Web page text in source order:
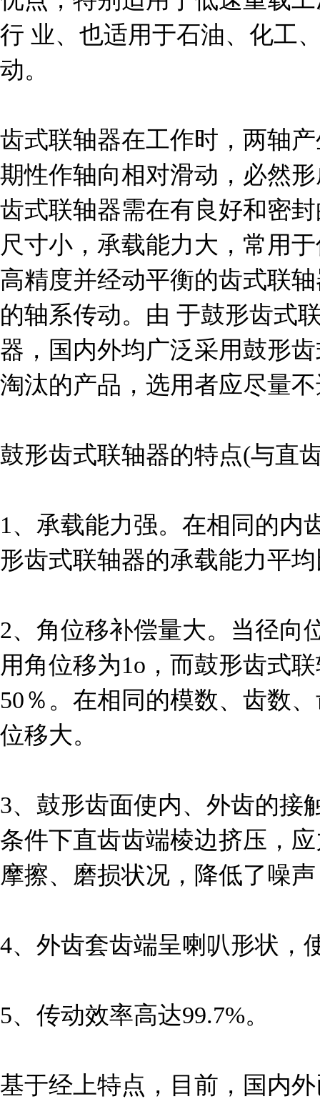
行 业、也适用于石油、化工
动。
齿式联轴器在工作时，两轴
期性作轴向相对滑动，必然
齿式联轴器需在有良好和密
尺寸小，承载能力大，常用
高精度并经动平衡的齿式联
的轴系传动。由 于鼓形齿式
器，国内外均广泛采用鼓形
淘汰的产品，选用者应尽量
鼓形齿式联轴器的特点(与直
1、承载能力强。在相同的内
形齿式联轴器的承载能力平
2、角位移补偿量大。当径向
用角位移为1o，而鼓形齿式
50％。在相同的模数、齿数
位移大。
3、鼓形齿面使内、外齿的接
条件下直齿齿端棱边挤压，
摩擦、磨损状况，降低了噪
4、外齿套齿端呈喇叭形状，
5、传动效率高达99.7%。
基于经上特点，目前，国内